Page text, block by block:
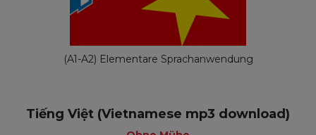
(A1-A2) Elementare Sprachanwendung
Tiếng Việt (Vietnamese mp3 download)